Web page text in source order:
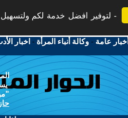
لتوفير افضل خدمة لكم
أخبار عامة -وكالة أنباء المرأة - اخبار